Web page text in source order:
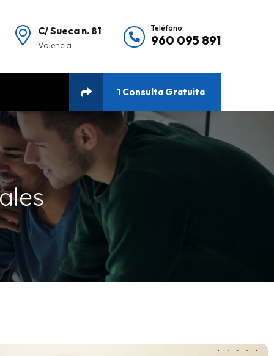
C/ Sueca n. 81
Valencia
Teléfono:
960 095 891
1 Consulta Gratuita